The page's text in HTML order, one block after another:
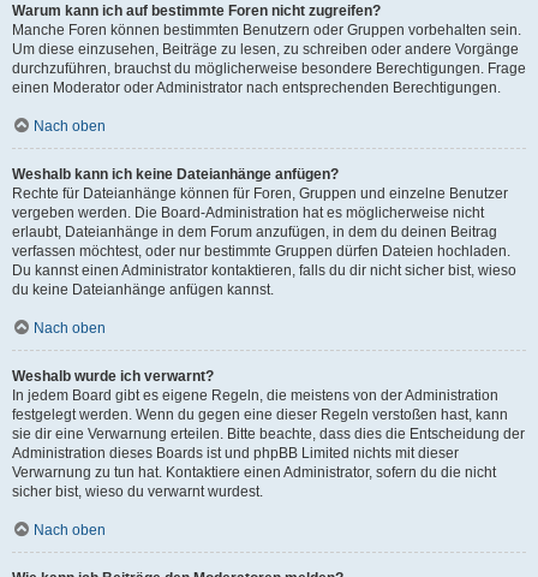
Warum kann ich auf bestimmte Foren nicht zugreifen?
Manche Foren können bestimmten Benutzern oder Gruppen vorbehalten sein.
Um diese einzusehen, Beiträge zu lesen, zu schreiben oder andere Vorgänge
durchzuführen, brauchst du möglicherweise besondere Berechtigungen. Frage
einen Moderator oder Administrator nach entsprechenden Berechtigungen.
Nach oben
Weshalb kann ich keine Dateianhänge anfügen?
Rechte für Dateianhänge können für Foren, Gruppen und einzelne Benutzer
vergeben werden. Die Board-Administration hat es möglicherweise nicht
erlaubt, Dateianhänge in dem Forum anzufügen, in dem du deinen Beitrag
verfassen möchtest, oder nur bestimmte Gruppen dürfen Dateien hochladen.
Du kannst einen Administrator kontaktieren, falls du dir nicht sicher bist, wieso
du keine Dateianhänge anfügen kannst.
Nach oben
Weshalb wurde ich verwarnt?
In jedem Board gibt es eigene Regeln, die meistens von der Administration
festgelegt werden. Wenn du gegen eine dieser Regeln verstoßen hast, kann
sie dir eine Verwarnung erteilen. Bitte beachte, dass dies die Entscheidung der
Administration dieses Boards ist und phpBB Limited nichts mit dieser
Verwarnung zu tun hat. Kontaktiere einen Administrator, sofern du die nicht
sicher bist, wieso du verwarnt wurdest.
Nach oben